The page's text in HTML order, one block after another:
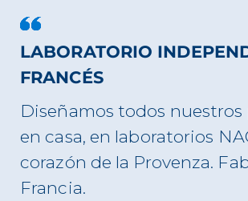
LABORATORIO
FRANCÉS
Diseñamos todos
en casa, en laboratorios
corazón de la Provenza.
Francia.